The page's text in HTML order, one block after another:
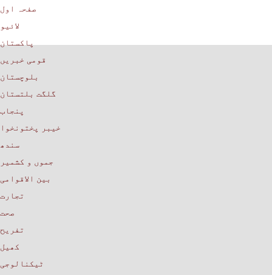
صفحہ اول
لائیو
پاکستان
قومی خبریں
بلوچستان
گلگت بلتستان
پنجاب
خیبر پختونخوا
سندھ
جموں و کشمیر
بین الاقوامی
تجارت
صحت
تفریح
کھیل
ٹیکنالوجی